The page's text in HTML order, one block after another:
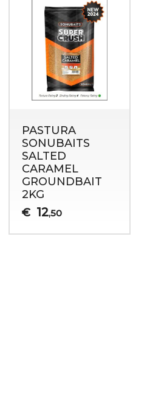
PASTURA
SONUBAITS
SALTED
CARAMEL
GROUNDBAIT
2KG
€ 12,50